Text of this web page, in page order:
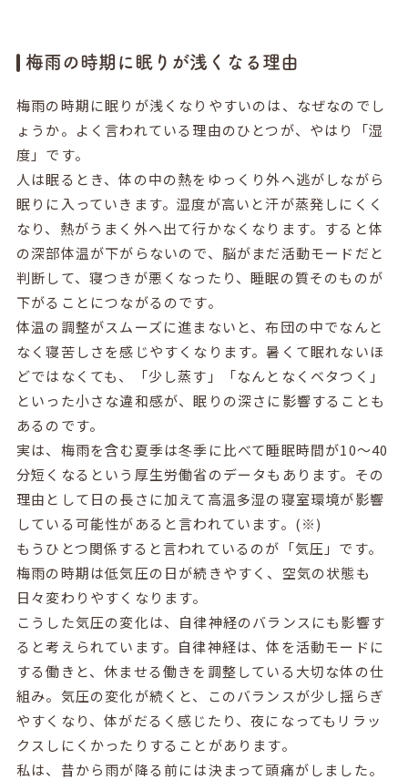
梅雨の時期に眠りが浅くなる理由
梅雨の時期に眠りが浅くなりやすいのは、なぜなのでし
ょうか。よく言われている理由のひとつが、やはり「湿
度」です。
人は眠るとき、体の中の熱をゆっくり外へ逃がしながら
眠りに入っていきます。湿度が高いと汗が蒸発しにくく
なり、熱がうまく外へ出て行かなくなります。すると体
の深部体温が下がらないので、脳がまだ活動モードだと
判断して、寝つきが悪くなったり、睡眠の質そのものが
下がることにつながるのです。
体温の調整がスムーズに進まないと、布団の中でなんと
なく寝苦しさを感じやすくなります。暑くて眠れないほ
どではなくても、「少し蒸す」「なんとなくベタつく」
といった小さな違和感が、眠りの深さに影響することも
あるのです。
実は、梅雨を含む夏季は冬季に比べて睡眠時間が10〜40
分短くなるという厚生労働省のデータもあります。その
理由として日の長さに加えて高温多湿の寝室環境が影響
している可能性があると言われています。(※)
もうひとつ関係すると言われているのが「気圧」です。
梅雨の時期は低気圧の日が続きやすく、空気の状態も
日々変わりやすくなります。
こうした気圧の変化は、自律神経のバランスにも影響す
ると考えられています。自律神経は、体を活動モードに
する働きと、休ませる働きを調整している大切な体の仕
組み。気圧の変化が続くと、このバランスが少し揺らぎ
やすくなり、体がだるく感じたり、夜になってもリラッ
クスしにくかったりすることがあります。
私は、昔から雨が降る前には決まって頭痛がしました。